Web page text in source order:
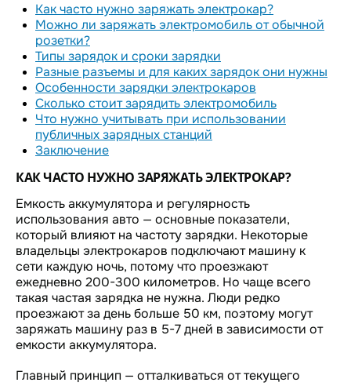
Как часто нужно заряжать электрокар?
Можно ли заряжать электромобиль от обычной
розетки?
Типы зарядок и сроки зарядки
Разные разъемы и для каких зарядок они нужны
Особенности зарядки электрокаров
Сколько стоит зарядить электромобиль
Что нужно учитывать при использовании
публичных зарядных станций
Заключение
КАК ЧАСТО НУЖНО ЗАРЯЖАТЬ ЭЛЕКТРОКАР?
Емкость аккумулятора и регулярность
использования авто — основные показатели,
который влияют на частоту зарядки. Некоторые
владельцы электрокаров подключают машину к
сети каждую ночь, потому что проезжают
ежедневно 200-300 километров. Но чаще всего
такая частая зарядка не нужна. Люди редко
проезжают за день больше 50 км, поэтому могут
заряжать машину раз в 5-7 дней в зависимости от
емкости аккумулятора.
Главный принцип — отталкиваться от текущего